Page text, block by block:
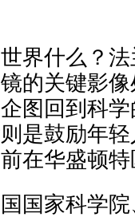
界什么？
的关键影
图回到科
是鼓励年
在华盛顿特
国家科学